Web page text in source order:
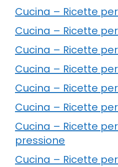
Cucina – Ricette
Cucina – Ricette
Cucina – Ricette
Cucina – Ricette
Cucina – Ricette
Cucina – Ricette
Cucina – Ricette
pressione
Cucina – Ricette